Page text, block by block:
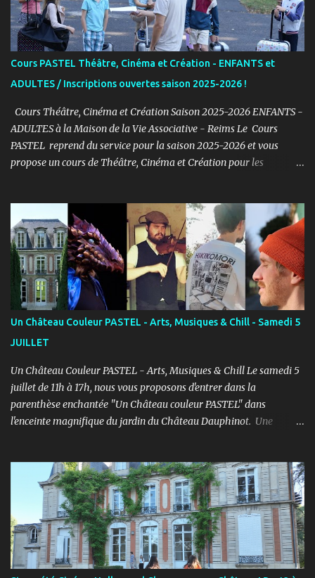
e
s
Cours PASTEL Théâtre, Cinéma et Création - ENFANTS et
ADULTES / Inscriptions ouvertes saison 2025-2026 !
Cours Théâtre, Cinéma et Création Saison 2025-2026 ENFANTS -
ADULTES à la Maison de la Vie Associative - Reims Le Cours
PASTEL reprend du service pour la saison 2025-2026 et vous
propose un cours de Théâtre, Cinéma et Création pour les
d’élèves au Studio PASTEL anciennement, le Cours PASTEL revient
à la Maison de la Vie Associative dans une salle de 150m2 pour
pratiquer confortablement avec des élèves passionnés et curieux
d’apprendre. COURS ENFANTS Notre volonté : permettre
l'épanouissement de l'enfant à travers cet art, qu'il puisse s'exprimer
et prendre confiance en lui en prenant du plaisir dans un cadre
bienveillant. PROGRAMME ENFANTS : Pendant le 1er semestre, les
enfants découvriront le jeu d’acteur théâtre et cinéma à travers des
exercices d’improvisation, émotionnels, de concentration, d’écoute,
d...
Un Château Couleur PASTEL - Arts, Musiques & Chill - Samedi 5
JUILLET
Un Château Couleur PASTEL - Arts, Musiques & Chill Le samedi 5
juillet de 11h à 17h, nous vous proposons d'entrer dans la
parenthèse enchantée "Un Château couleur PASTEL" dans
l'enceinte magnifique du jardin du Château Dauphinot. Une
PUBLIC “Saxo et la forêt de Memoria” - Conte théâtral
merveilleux 12h à 14h : Concert Pique-Nique “SWING” avec Léo
Mathieu et Rémi Costa - Jazz manouche, reprises internationales
11h à 17h : Marché artistique avec : LES CROQUEUZES, RUCKAS
STUDIO, LGM-1, CAPUCINE FERTÉ, La Musique et les Mots /
Aurélie Pattier et LES PETITS PIEDS. 12h à 17h : Atelier de
présentation et initiation à la sérigraphie avec Ruckas Studio.